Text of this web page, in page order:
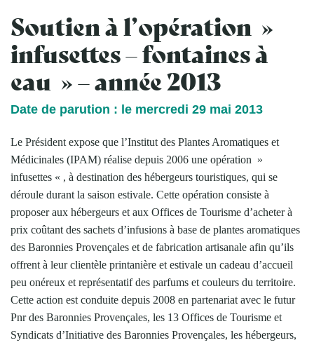
Soutien à l’opération »
infusettes – fontaines à
eau » – année 2013
Date de parution : le mercredi 29 mai 2013
Le Président expose que l’Institut des Plantes Aromatiques et
Médicinales (IPAM) réalise depuis 2006 une opération »
infusettes « , à destination des hébergeurs touristiques, qui se
déroule durant la saison estivale. Cette opération consiste à
proposer aux hébergeurs et aux Offices de Tourisme d’acheter à
prix coûtant des sachets d’infusions à base de plantes aromatiques
des Baronnies Provençales et de fabrication artisanale afin qu’ils
offrent à leur clientèle printanière et estivale un cadeau d’accueil
peu onéreux et représentatif des parfums et couleurs du territoire.
Cette action est conduite depuis 2008 en partenariat avec le futur
Pnr des Baronnies Provençales, les 13 Offices de Tourisme et
Syndicats d’Initiative des Baronnies Provençales, les hébergeurs,